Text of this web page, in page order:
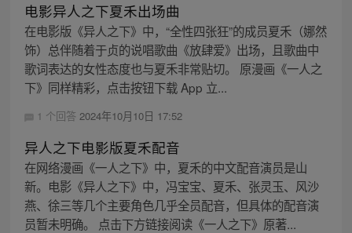
电影异人之下夏禾出场曲
在电影版《异人之下》中，“全性四张狂”的成员夏禾（娜然
饰）总伴随着于贞的说唱歌曲《放肆爱》出场，且歌曲中
歌词表达的女性态度也与夏禾非常贴切。 原漫画《一人之
下》同样精彩，点击按钮下载 App 立...
1 个回答 2024年10月10日 17:52
异人之下电影版夏禾配音
在网络漫画《一人之下》中，夏禾的中文配音演员是山
新。电影《异人之下》中，冯宝宝、夏禾、张灵玉、风沙
燕、徐三等几个主要角色几乎全员配音，但具体的配音演
员暂未明确。 点击下方链接阅读《一人之下》原著...